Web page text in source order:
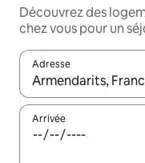
Découvrez des
chez vous pour un
Adresse
Lorsque les résultats
Arrivée